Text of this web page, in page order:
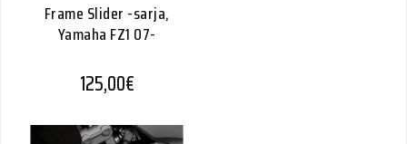
Frame Slider -sarja,
Yamaha FZ1 07-
125,00€